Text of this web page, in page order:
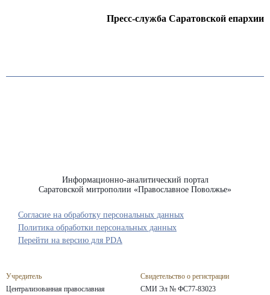
Пресс-служба Саратовской епархии
Информационно-аналитический портал
Саратовской митрополии «Православное Поволжье»
Учредитель
Централизованная православная
Свидетельство о регистрации
СМИ Эл № ФС77-83023
Согласие на обработку персональных данных
Политика обработки персональных данных
Перейти на версию для PDA